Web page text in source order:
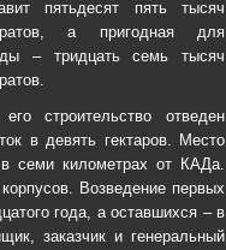
пятьдесят пять тысяч
а пригодная для
– тридцать семь тысяч
строительство отведен
в девять гектаров. Место
семи километрах от КАДа.
Возведение первых
года, а оставшихся – в
заказчик и генеральный